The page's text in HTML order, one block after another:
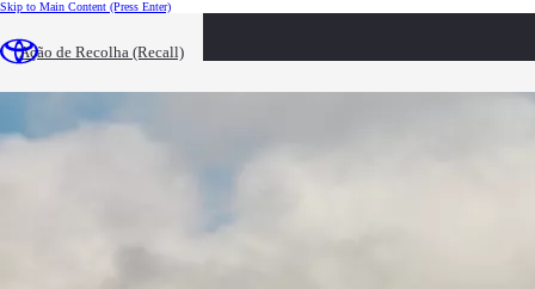
Skip to Main Content (Press Enter)
Ação de Recolha (Recall)